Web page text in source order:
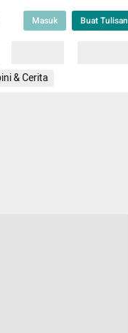
Masuk Buat Tulisan
& Cerita